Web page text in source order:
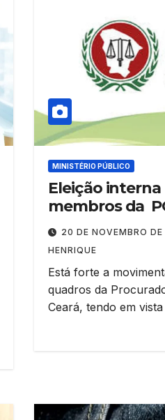
MINISTÉRIO PÚBLICO
Eleição
membros da
20 DE NOVEMBRO
HENRIQUE
Está forte a
quadros da
Ceará, tendo em